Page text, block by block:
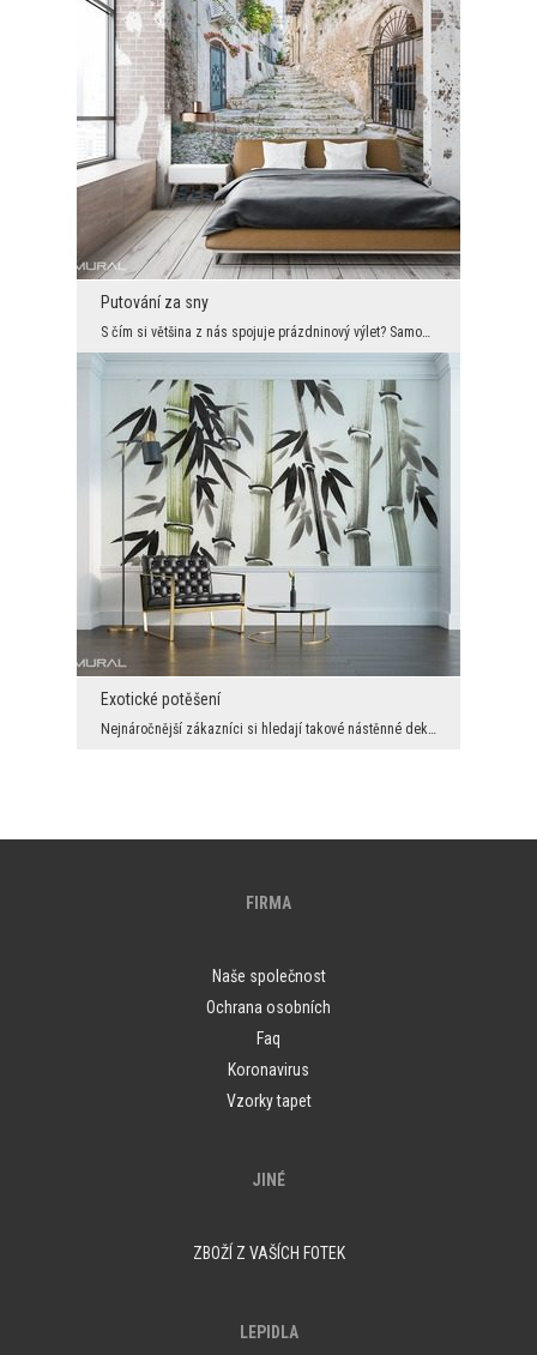
Putování za sny
Exotické potěšení
FIRMA
Naše společnost
Ochrana osobních
Faq
Koronavirus
Vzorky tapet
JINÉ
ZBOŽÍ Z VAŠÍCH FOTEK
LEPIDLA